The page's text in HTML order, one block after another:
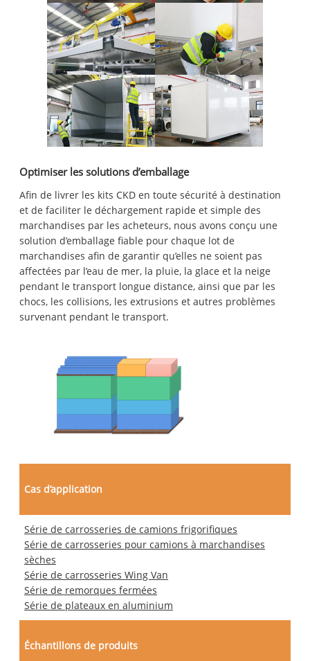
Optimiser les solutions d’emballage
Afin de livrer les kits CKD en toute sécurité à destination
et de faciliter le déchargement rapide et simple des
marchandises par les acheteurs, nous avons conçu une
solution d’emballage fiable pour chaque lot de
marchandises afin de garantir qu’elles ne soient pas
affectées par l’eau de mer, la pluie, la glace et la neige
pendant le transport longue distance, ainsi que par les
chocs, les collisions, les extrusions et autres problèmes
survenant pendant le transport.
Cas d’application
Série de carrosseries de camions frigorifiques
Série de carrosseries pour camions à marchandises
sèches
Série de carrosseries Wing Van
Série de remorques fermées
Série de plateaux en aluminium
Échantillons de produits